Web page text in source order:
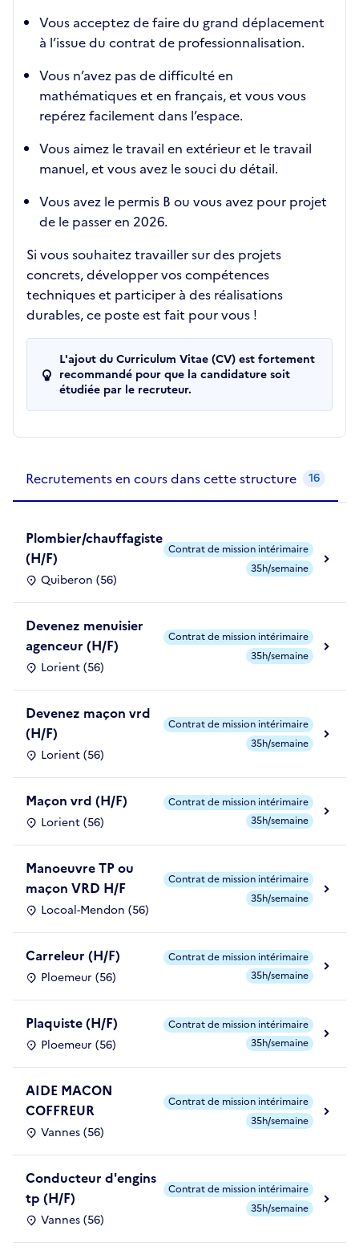
Vous acceptez de faire du grand déplacement
à l’issue du contrat de professionnalisation.
Vous n’avez pas de difficulté en
mathématiques et en français, et vous vous
repérez facilement dans l’espace.
Vous aimez le travail en extérieur et le travail
manuel, et vous avez le souci du détail.
Vous avez le permis B ou vous avez pour projet
de le passer en 2026.
Si vous souhaitez travailler sur des projets
concrets, développer vos compétences
techniques et participer à des réalisations
durables, ce poste est fait pour vous !
L'ajout du Curriculum Vitae (CV) est fortement
recommandé pour que la candidature soit
étudiée par le recruteur.
Recrutements en cours dans cette structure 16
Plombier/chauffagiste
(H/F)
Quiberon (56)
Contrat de mission intérimaire
35h/semaine
Devenez menuisier
agenceur (H/F)
Lorient (56)
Contrat de mission intérimaire
35h/semaine
Devenez maçon vrd
(H/F)
Lorient (56)
Contrat de mission intérimaire
35h/semaine
Maçon vrd (H/F)
Lorient (56)
Contrat de mission intérimaire
35h/semaine
Manoeuvre TP ou
maçon VRD H/F
Locoal-Mendon (56)
Contrat de mission intérimaire
35h/semaine
Carreleur (H/F)
Ploemeur (56)
Contrat de mission intérimaire
35h/semaine
Plaquiste (H/F)
Ploemeur (56)
Contrat de mission intérimaire
35h/semaine
AIDE MACON
COFFREUR
Vannes (56)
Contrat de mission intérimaire
35h/semaine
Conducteur d'engins
tp (H/F)
Vannes (56)
Contrat de mission intérimaire
35h/semaine